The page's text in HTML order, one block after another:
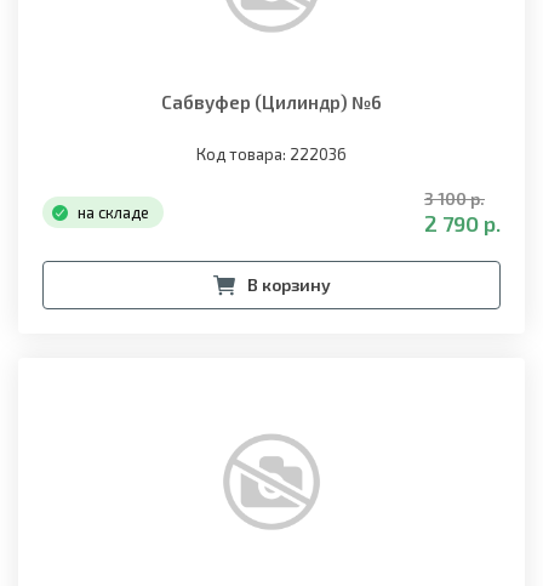
Сабвуфер (Цилиндр) №6
Код товара: 222036
на складе
3 100 р.
2 790 р.
В корзину